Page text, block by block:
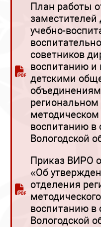
План работы
заместителей
учебно-
советников
воспитанию и
детскими
региональном
воспитанию в
Вологодской
Приказ ВИРО
«Об
отделения
воспитанию в
Вологодской